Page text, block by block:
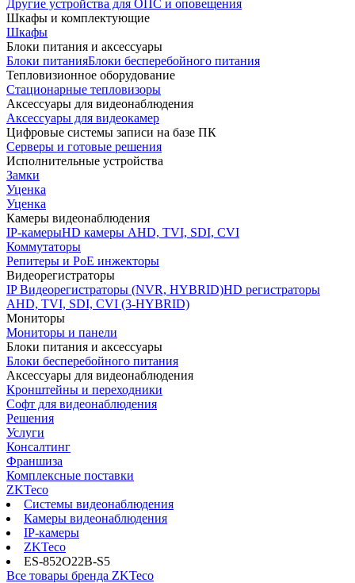
Другие устройства для ОПС и оповещения
Шкафы и комплектующие
Шкафы
Блоки питания и аксессуары
Блоки питанияБлоки бесперебойного питания
Тепловизионное оборудование
Стационарные тепловизоры
Аксессуары для видеонаблюдения
Аксессуары для видеокамер
Цифровые системы записи на базе ПК
Серверы и готовые решения
Исполнительные устройства
Замки
Уценка
Уценка
Камеры видеонаблюдения
IP-камерыHD камеры AHD, TVI, SDI, CVI
Коммутаторы
Репитеры и PoE инжекторы
Видеорегистраторы
IP Видеорегистраторы (NVR, HYBRID)HD регистраторы
AHD, TVI, SDI, CVI (3-HYBRID)
Мониторы
Мониторы и панели
Блоки питания и аксессуары
Блоки бесперебойного питания
Аксессуары для видеонаблюдения
Кронштейны и переходники
Софт для видеонаблюдения
Решения
Услуги
Консалтинг
Франшиза
Комплексные поставки
ZKTeco
Системы видеонаблюдения
Камеры видеонаблюдения
IP-камеры
ZKTeco
ES-852O22B-S5
Все товары бренда ZKTeco